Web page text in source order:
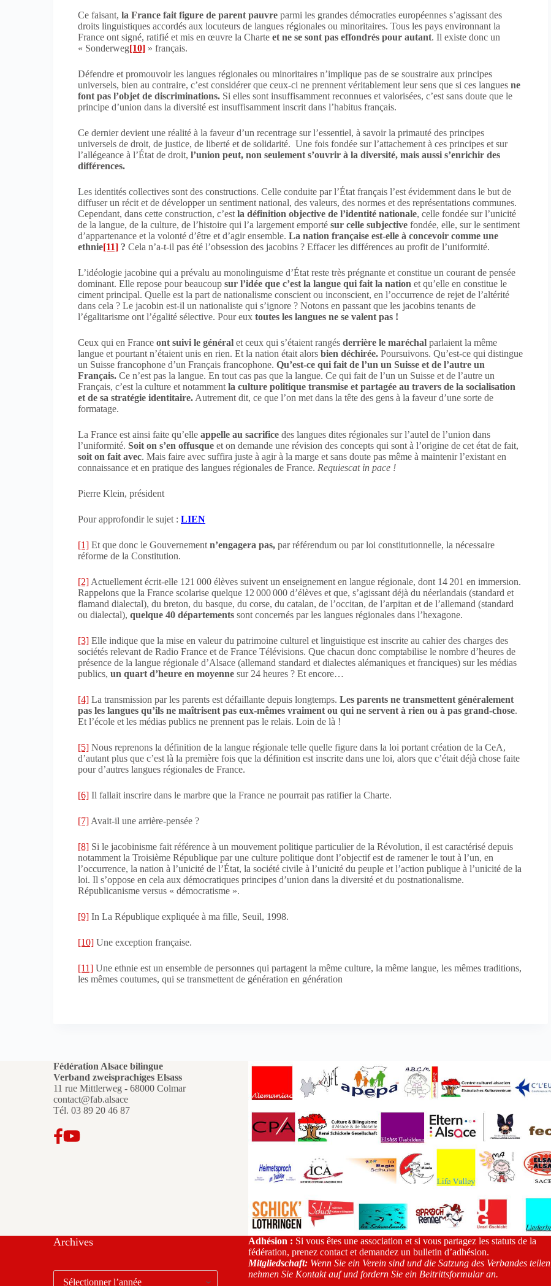
Ce faisant, la France fait figure de parent pauvre parmi les grandes démocraties européennes s’agissant des
droits linguistiques accordés aux locuteurs de langues régionales ou minoritaires. Tous les pays environnant la
France ont signé, ratifié et mis en œuvre la Charte et ne se sont pas effondrés pour autant. Il existe donc un
« Sonderweg[10] » français.
Défendre et promouvoir les langues régionales ou minoritaires n’implique pas de se soustraire aux principes
universels, bien au contraire, c’est considérer que ceux-ci ne prennent véritablement leur sens que si ces langues ne
font pas l’objet de discriminations. Si elles sont insuffisamment reconnues et valorisées, c’est sans doute que le
principe d’union dans la diversité est insuffisamment inscrit dans l’habitus français.
Ce dernier devient une réalité à la faveur d’un recentrage sur l’essentiel, à savoir la primauté des principes
universels de droit, de justice, de liberté et de solidarité. Une fois fondée sur l’attachement à ces principes et sur
l’allégeance à l’État de droit, l’union peut, non seulement s’ouvrir à la diversité, mais aussi s’enrichir des
différences.
Les identités collectives sont des constructions. Celle conduite par l’État français l’est évidemment dans le but de
diffuser un récit et de développer un sentiment national, des valeurs, des normes et des représentations communes.
Cependant, dans cette construction, c’est la définition objective de l’identité nationale, celle fondée sur l’unicité
de la langue, de la culture, de l’histoire qui l’a largement emporté sur celle subjective fondée, elle, sur le sentiment
d’appartenance et la volonté d’être et d’agir ensemble. La nation française est-elle à concevoir comme une
ethnie[11] ? Cela n’a-t-il pas été l’obsession des jacobins ? Effacer les différences au profit de l’uniformité.
L’idéologie jacobine qui a prévalu au monolinguisme d’État reste très prégnante et constitue un courant de pensée
dominant. Elle repose pour beaucoup sur l’idée que c’est la langue qui fait la nation et qu’elle en constitue le
ciment principal. Quelle est la part de nationalisme conscient ou inconscient, en l’occurrence de rejet de l’altérité
dans cela ? Le jacobin est-il un nationaliste qui s’ignore ? Notons en passant que les jacobins tenants de
l’égalitarisme ont l’égalité sélective. Pour eux toutes les langues ne se valent pas !
Ceux qui en France ont suivi le général et ceux qui s’étaient rangés derrière le maréchal parlaient la même
langue et pourtant n’étaient unis en rien. Et la nation était alors bien déchirée. Poursuivons. Qu’est-ce qui distingue
un Suisse francophone d’un Français francophone. Qu’est-ce qui fait de l’un un Suisse et de l’autre un
Français. Ce n’est pas la langue. En tout cas pas que la langue. Ce qui fait de l’un un Suisse et de l’autre un
Français, c’est la culture et notamment la culture politique transmise et partagée au travers de la socialisation
et de sa stratégie identitaire. Autrement dit, ce que l’on met dans la tête des gens à la faveur d’une sorte de
formatage.
La France est ainsi faite qu’elle appelle au sacrifice des langues dites régionales sur l’autel de l’union dans
l’uniformité. Soit on s’en offusque et on demande une révision des concepts qui sont à l’origine de cet état de fait,
soit on fait avec. Mais faire avec suffira juste à agir à la marge et sans doute pas même à maintenir l’existant en
connaissance et en pratique des langues régionales de France. Requiescat in pace !
Pierre Klein, président
Pour approfondir le sujet : LIEN
[1] Et que donc le Gouvernement n’engagera pas, par référendum ou par loi constitutionnelle, la nécessaire
réforme de la Constitution.
[2] Actuellement écrit-elle 121 000 élèves suivent un enseignement en langue régionale, dont 14 201 en immersion.
Rappelons que la France scolarise quelque 12 000 000 d’élèves et que, s’agissant déjà du néerlandais (standard et
flamand dialectal), du breton, du basque, du corse, du catalan, de l’occitan, de l’arpitan et de l’allemand (standard
ou dialectal), quelque 40 départements sont concernés par les langues régionales dans l’hexagone.
[3] Elle indique que la mise en valeur du patrimoine culturel et linguistique est inscrite au cahier des charges des
sociétés relevant de Radio France et de France Télévisions. Que chacun donc comptabilise le nombre d’heures de
présence de la langue régionale d’Alsace (allemand standard et dialectes alémaniques et franciques) sur les médias
publics, un quart d’heure en moyenne sur 24 heures ? Et encore…
[4] La transmission par les parents est défaillante depuis longtemps. Les parents ne transmettent généralement
pas les langues qu’ils ne maîtrisent pas eux-mêmes vraiment ou qui ne servent à rien ou à pas grand-chose.
Et l’école et les médias publics ne prennent pas le relais. Loin de là !
[5] Nous reprenons la définition de la langue régionale telle quelle figure dans la loi portant création de la CeA,
d’autant plus que c’est là la première fois que la définition est inscrite dans une loi, alors que c’était déjà chose faite
pour d’autres langues régionales de France.
[6] Il fallait inscrire dans le marbre que la France ne pourrait pas ratifier la Charte.
[7] Avait-il une arrière-pensée ?
[8] Si le jacobinisme fait référence à un mouvement politique particulier de la Révolution, il est caractérisé depuis
notamment la Troisième République par une culture politique dont l’objectif est de ramener le tout à l’un, en
l’occurrence, la nation à l’unicité de l’État, la société civile à l’unicité du peuple et l’action publique à l’unicité de la
loi. Il s’oppose en cela aux démocratiques principes d’union dans la diversité et du postnationalisme.
Républicanisme versus « démocratisme ».
[9] In La République expliquée à ma fille, Seuil, 1998.
[10] Une exception française.
[11] Une ethnie est un ensemble de personnes qui partagent la même culture, la même langue, les mêmes traditions,
les mêmes coutumes, qui se transmettent de génération en génération
Fédération Alsace bilingue
Verband zweisprachiges Elsass
11 rue Mittlerweg - 68000 Colmar
contact@fab.alsace
Tél. 03 89 20 46 87
Archives
Archives
Adhésion : Si vous êtes une association et si vous partagez les statuts de la
fédération, prenez contact et demandez un bulletin d’adhésion.
Mitgliedschaft:Wenn Sie ein Verein sind und die Satzung des Verbandes teilen,
nehmen Sie Kontakt auf und fordern Sie ein Beitrittsformular an.